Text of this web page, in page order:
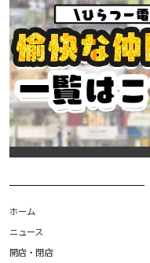
ホーム
ニュース
開店・閉店